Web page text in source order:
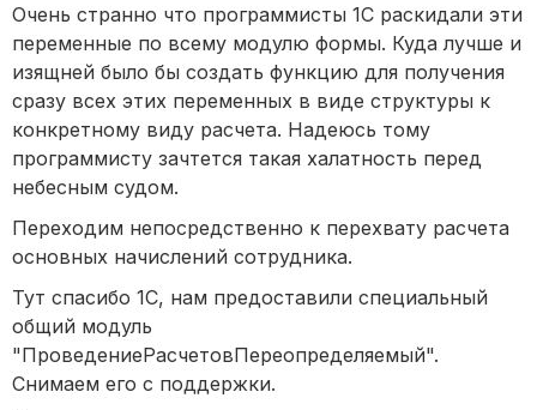
Очень странно что программисты 1С раскидали эти
переменные по всему модулю формы. Куда лучше и
изящней было бы создать функцию для получения
сразу всех этих переменных в виде структуры к
конкретному виду расчета. Надеюсь тому
программисту зачтется такая халатность перед
небесным судом.
Переходим непосредственно к перехвату расчета
основных начислений сотрудника.
Тут спасибо 1С, нам предоставили специальный
общий модуль
"ПроведениеРасчетовПереопределяемый".
Снимаем его с поддержки.